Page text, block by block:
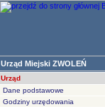
Urząd Miejski ZWOLEŃ
Urząd
Dane podstawowe
Godziny urzędowania